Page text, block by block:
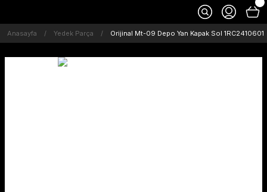
Anasayfa Yedek Parça Orijinal Mt-09 Depo Yan Kapak Sol 1RC2410601